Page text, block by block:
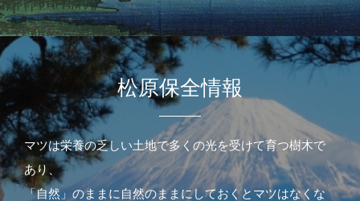
松原保全情報
マツは栄養の乏しい土地で多くの光を受けて育つ樹木で
あり、
「自然」のままに自然のままにしておくとマツはなくな